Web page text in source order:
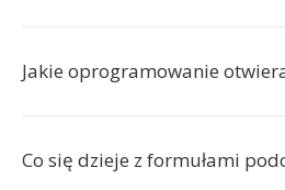
Jakie oprogramowanie
Co się dzieje z formułami